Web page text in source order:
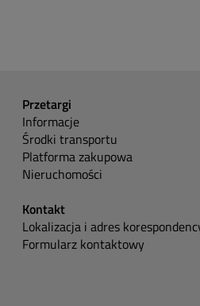
Przetargi
Informacje
Środki transportu
Platforma zakupowa
Nieruchomości
Kontakt
Lokalizacja i adres
Formularz kontaktowy